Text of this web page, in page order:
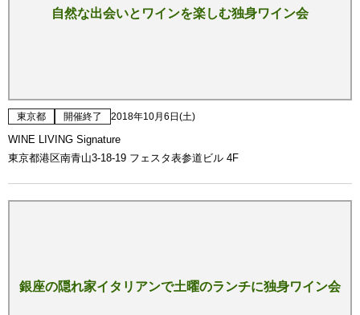
自然な出会いとワインを楽しむ独身ワイン会
東京都 開催終了 2018年10月6日(土)
WINE LIVING Signature
東京都港区南青山3-18-19 フェスタ表参道ビル 4F
銀座の隠れ家イタリアンで土曜のランチに独身ワイン会